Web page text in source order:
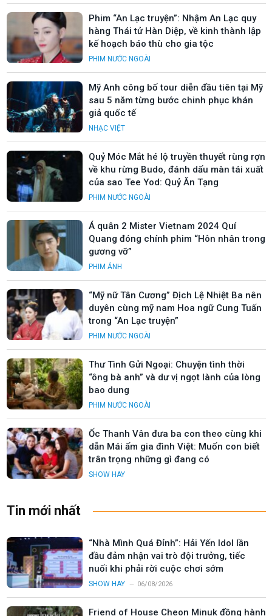
Phim “An Lạc truyện”: Nhậm An Lạc quy
hàng Thái tử Hàn Diệp, về kinh thành lập
kế hoạch báo thù cho gia tộc
PHIM NƯỚC NGOÀI
Mỹ Anh công bố tour diễn đầu tiên tại Mỹ
sau 5 năm từng bước chinh phục khán
giả quốc tế
NHẠC VIỆT
Quỷ Móc Mắt hé lộ truyền thuyết rùng rợn
về khu rừng Budo, đánh dấu màn tái xuất
của sao Tee Yod: Quỷ Ăn Tạng
PHIM NƯỚC NGOÀI
Á quân 2 Mister Vietnam 2024 Quí
Quang đóng chính phim “Hôn nhân trong
gương vỡ”
PHIM ẢNH
“Mỹ nữ Tân Cương” Địch Lệ Nhiệt Ba nên
duyên cùng mỹ nam Hoa ngữ Cung Tuấn
trong “An Lạc truyện”
PHIM NƯỚC NGOÀI
Thư Tình Gửi Ngoại: Chuyện tình thời
“ông bà anh” và dư vị ngọt lành của lòng
bao dung
PHIM NƯỚC NGOÀI
Ốc Thanh Vân đưa ba con theo cùng khi
dẫn Mái ấm gia đình Việt: Muốn con biết
trân trọng những gì đang có
SHOW HAY
Tin mới nhất
“Nhà Mình Quá Đỉnh”: Hải Yến Idol lần
đầu đảm nhận vai trò đội trưởng, tiếc
nuối khi phải rời cuộc chơi sớm
SHOW HAY 06/08/2026
Friend of House Cheon Minuk đồng hành